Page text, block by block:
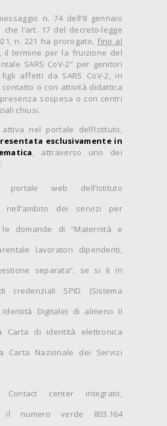
n. 74 dell’8 gennaio
che l’art. 17 del decreto-legge
n. 221 ha prorogato, fino al
, il termine per la fruizione del
SARS CoV-2” per genitori
affetti da SARS CoV-2, in
o con attività didattica
sospesa o con centri
chiusi.
nel portale dell’Istituto,
esclusivamente in
, attraverso uno dei
web dell’Istituto
nell’ambito dei servizi per
le domande di “Maternità e
lavoratori dipendenti,
separata”, se si è in
credenziali SPID (Sistema
Digitale) di almeno II
Carta di identità elettronica
Carta Nazionale dei Servizi
center integrato,
il numero verde 803.164